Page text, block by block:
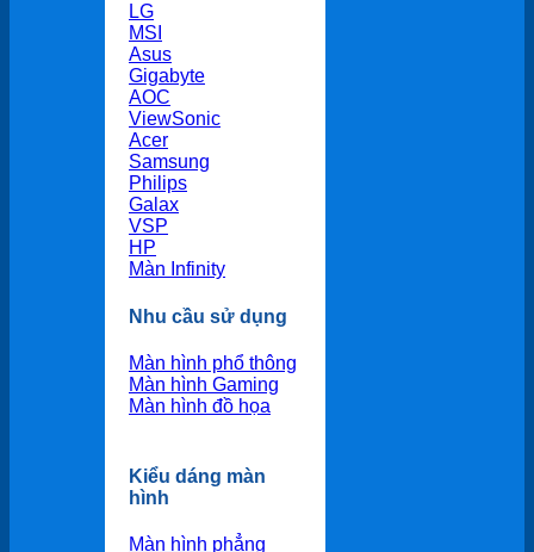
LG
MSI
Asus
Gigabyte
AOC
ViewSonic
Acer
Samsung
Philips
Galax
VSP
HP
Màn Infinity
Nhu cầu sử dụng
Màn hình phổ thông
Màn hình Gaming
Màn hình đồ họa
Kiểu dáng màn
hình
Màn hình phẳng